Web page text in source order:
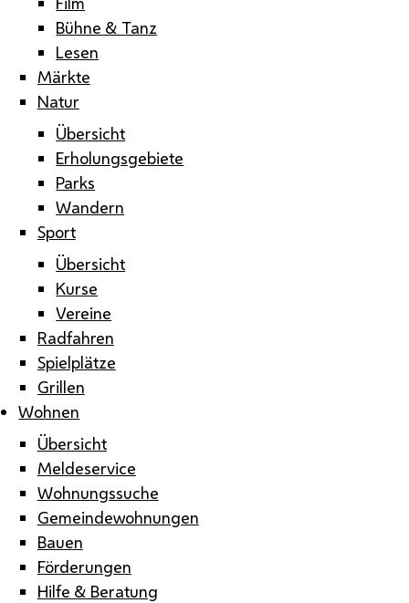
Bühne & Tanz
Lesen
Märkte
Natur
Übersicht
Erholungsgebiete
Parks
Wandern
Sport
Übersicht
Kurse
Vereine
Radfahren
Spielplätze
Grillen
Wohnen
Übersicht
Meldeservice
Wohnungssuche
Gemeindewohnungen
Bauen
Förderungen
Hilfe & Beratung